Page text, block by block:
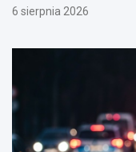
6 sierpnia 2026